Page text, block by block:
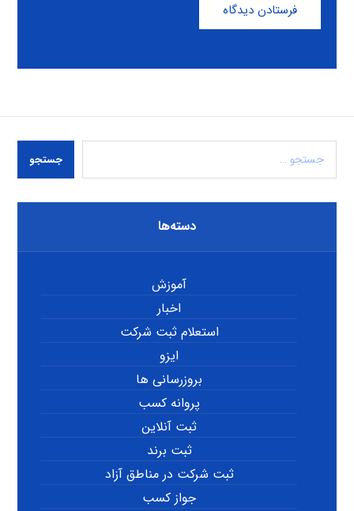
فرستادن دیدگاه
جستجو
دسته‌ها
آموزش
اخبار
استعلام ثبت شرکت
ایزو
بروزرسانی ها
پروانه کسب
ثبت آنلاین
ثبت برند
ثبت شرکت در مناطق آزاد
جواز کسب